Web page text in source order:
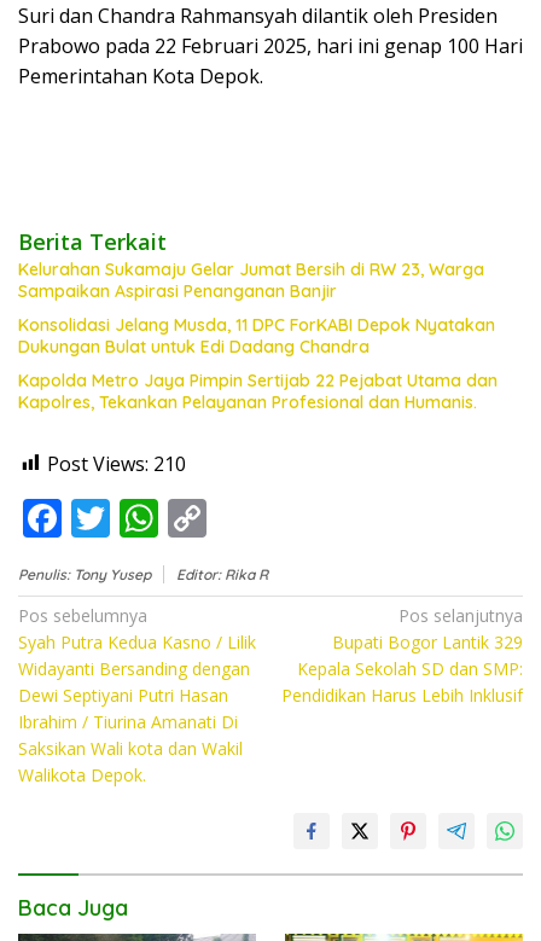
Suri dan Chandra Rahmansyah dilantik oleh Presiden
Prabowo pada 22 Februari 2025, hari ini genap 100 Hari
Pemerintahan Kota Depok.
Berita Terkait
Kelurahan Sukamaju Gelar Jumat Bersih di RW 23, Warga
Sampaikan Aspirasi Penanganan Banjir
Konsolidasi Jelang Musda, 11 DPC ForKABI Depok Nyatakan
Dukungan Bulat untuk Edi Dadang Chandra
Kapolda Metro Jaya Pimpin Sertijab 22 Pejabat Utama dan
Kapolres, Tekankan Pelayanan Profesional dan Humanis.
Post Views: 210
F
ac
e
b
o
o
k
T
w
itt
er
W
h
at
s
A
p
p
o
p
y
Li
n
k
Penulis: Tony Yusep Editor: Rika R
Navigasi
pos
Pos sebelumnya
Syah Putra Kedua Kasno / Lilik
Widayanti Bersanding dengan
Dewi Septiyani Putri Hasan
Ibrahim / Tiurina Amanati Di
Saksikan Wali kota dan Wakil
Walikota Depok.
Pos selanjutnya
Bupati Bogor Lantik 329
Kepala Sekolah SD dan SMP:
Pendidikan Harus Lebih Inklusif
Baca Juga